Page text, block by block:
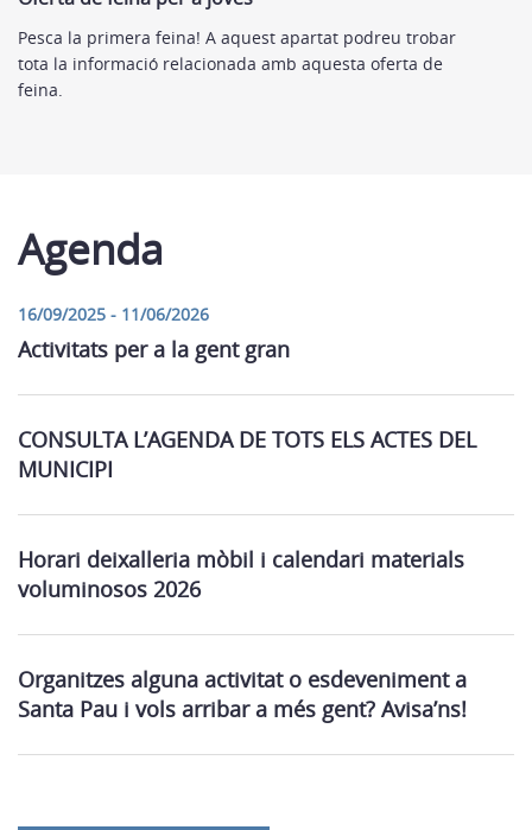
Pesca la primera feina! A aquest apartat podreu trobar
tota la informació relacionada amb aquesta oferta de
feina.
Agenda
16/09/2025 - 11/06/2026
Activitats per a la gent gran
CONSULTA L’AGENDA DE TOTS ELS ACTES DEL
MUNICIPI
Horari deixalleria mòbil i calendari materials
voluminosos 2026
Organitzes alguna activitat o esdeveniment a
Santa Pau i vols arribar a més gent? Avisa’ns!